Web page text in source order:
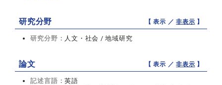
研究分野 【 表示 ／非表示 】
研究分野： 人文・社会 / 地域研究
論文 【 表示 ／非表示 】
記述言語：英語